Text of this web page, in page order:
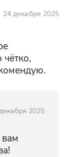
24 декабря 2025
чётко,
2025